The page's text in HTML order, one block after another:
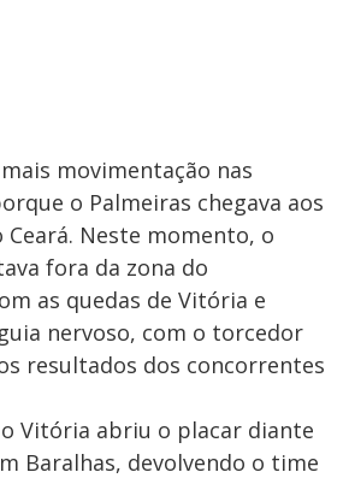
movimentação nas
o Palmeiras chegava aos
Ceará. Neste momento, o
fora da zona do
as quedas de Vitória e
nervoso, com o torcedor
resultados dos concorrentes
Vitória abriu o placar diante
Baralhas, devolvendo o time